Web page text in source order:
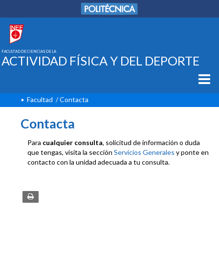
FACULTAD DE CIENCIAS DE LA
ACTIVIDAD FÍSICA Y DEL DEPORTE
Facultad / Contacta
Contacta
Para cualquier consulta, solicitud de información o duda
que tengas, visita la sección Servicios Generales y ponte en
contacto con la unidad adecuada a tu consulta.